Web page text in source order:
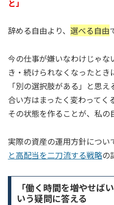
と」
辞める自由より、 選べる自由
今の仕事が嫌いなわけじゃな
き・続けられなくなったとき
「別の選択肢がある」と思
合い方はまったく変わってく
その状態を作ることが、私の
実際の資産の運用方針につい
と高配当を二刀流する戦略の
「働く時間を増やせば
いう疑問に答える